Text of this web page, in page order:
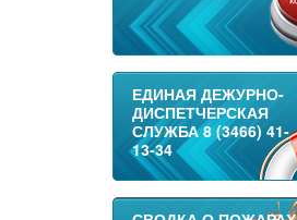
ЕДИНАЯ ДЕЖУРНО-
ДИСПЕТЧЕРСКАЯ
СЛУЖБА 8 (3466) 41-
13-34